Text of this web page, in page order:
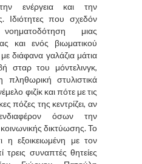
ενέργεια και την
Ιδιότητες που σχεδόν
μιας
και ενός βιωματικού
διάφανα γαλάζια μάτια
σταρ του μόντελινγκ,
πληθωρική στυλιστικά
φιζίκ και πότε με τις
πόζες της κεντρίζει, αν
όσων την
δικτύωσης. Το
η εξοικειωμένη με τον
συναπτές θητείες